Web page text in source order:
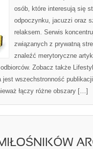
osób, które interesują się
odpoczynku, jacuzzi oraz
relaksem. Serwis
związanych z prywatną
znaleźć merytoryczne
Zobacz także
jest wszechstronność
łączy różne obszary […]